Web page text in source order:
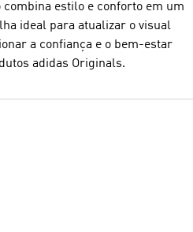
estilo e conforto em um
ideal para atualizar o visual
a confiança e o bem-estar
adidas Originals.